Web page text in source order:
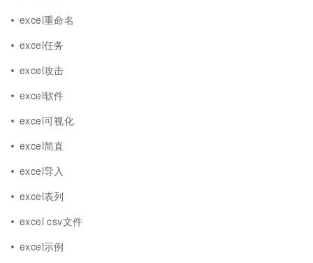
excel重命名
excel任务
excel攻击
excel软件
excel可视化
excel简直
excel导入
excel表列
excel csv文件
excel示例